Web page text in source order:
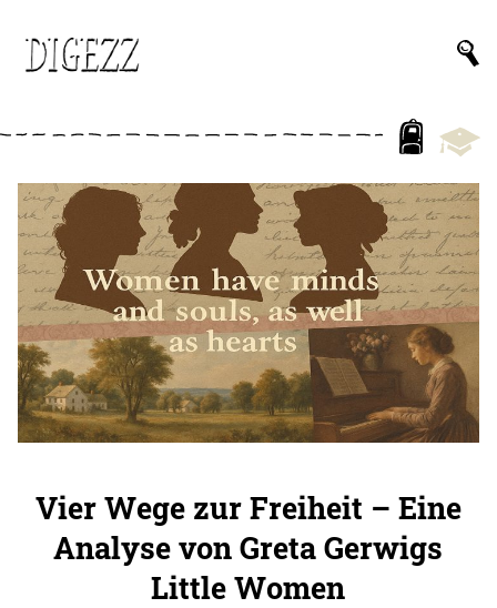
Vier Wege zur Freiheit – Eine
Analyse von Greta Gerwigs
Little Women